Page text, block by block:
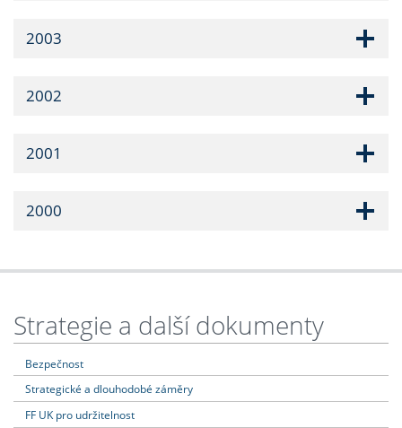
2003
2002
2001
2000
Strategie a další dokumenty
Bezpečnost
Strategické a dlouhodobé záměry
FF UK pro udržitelnost